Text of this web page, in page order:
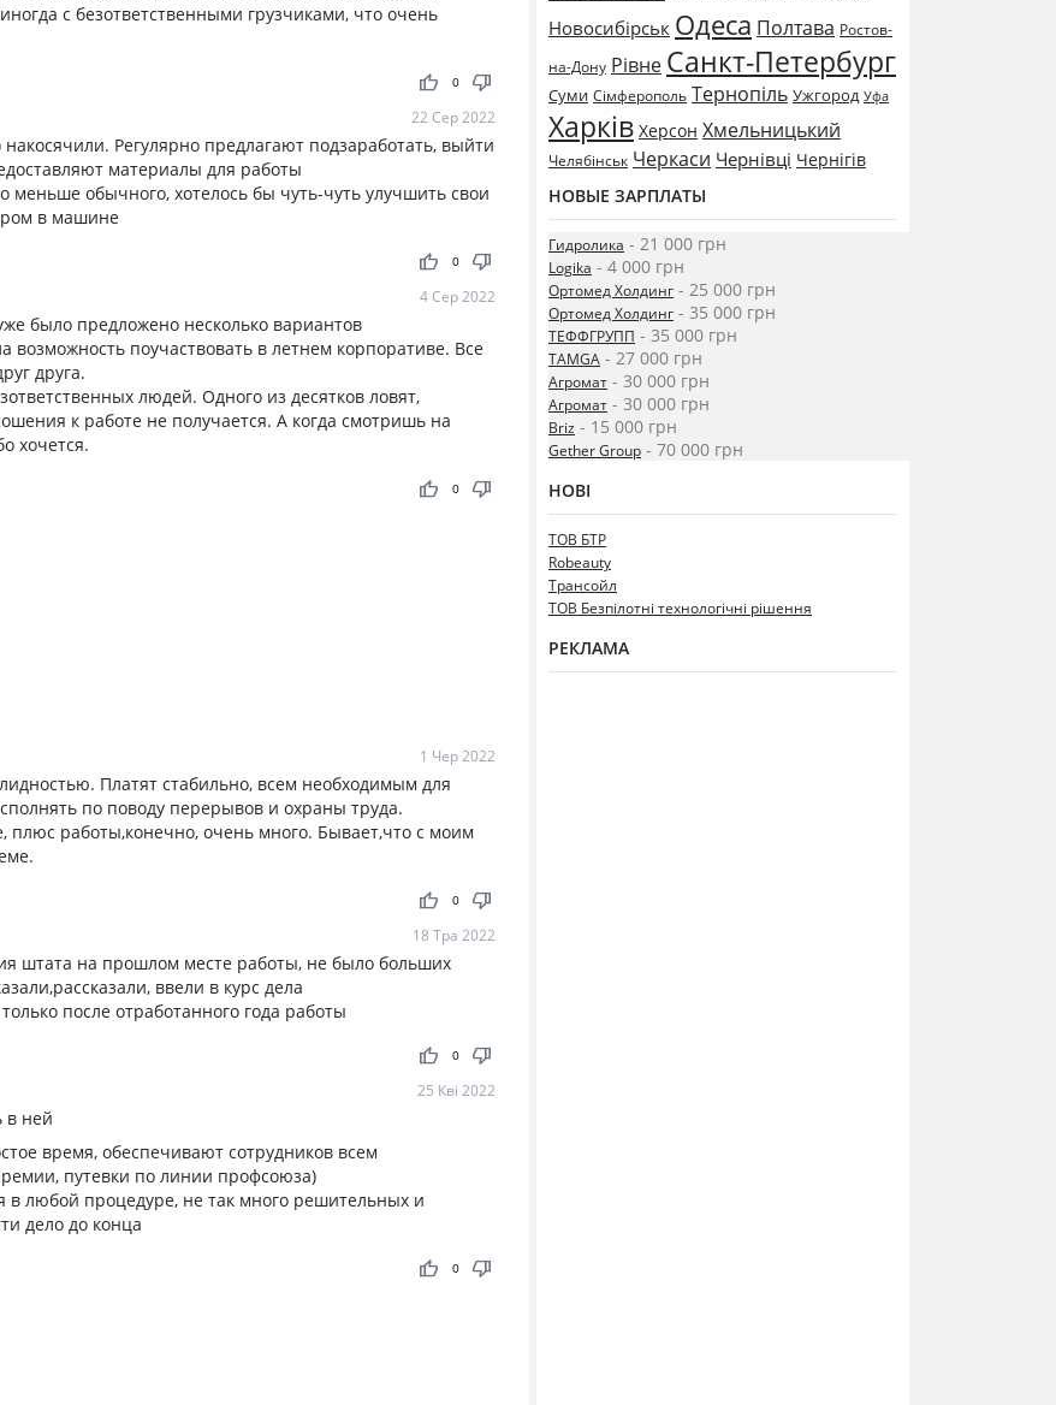
с безответственными грузчиками, что очень
thumb_up thumb_down
0
22 Сер 2022
Регулярно предлагают подзаработать, выйти
материалы для работы
обычного, хотелось бы чуть-чуть улучшить свои
в машине
thumb_up thumb_down
0
4 Сер 2022
было предложено несколько вариантов
возможность поучаствовать в летнем корпоративе. Все
друга.
людей. Одного из десятков ловят,
к работе не получается. А когда смотришь на
хочется.
thumb_up thumb_down
0
1 Чер 2022
Платят стабильно, всем необходимым для
по поводу перерывов и охраны труда.
работы,конечно, очень много. Бывает,что с моим
thumb_up thumb_down
0
18 Тра 2022
штата на прошлом месте работы, не было больших
ввели в курс дела
после отработанного года работы
thumb_up thumb_down
0
25 Кві 2022
в ней
время, обеспечивают сотрудников всем
путевки по линии профсоюза)
любой процедуре, не так много решительных и
дело до конца
thumb_up thumb_down
0
Новосибірськ Одеса Полтава Ростов-
на-Дону Рівне Санкт-Петербург
Суми Сімферополь Тернопіль Ужгород Уфа
Харків Херсон Хмельницький
Челябінськ Черкаси Чернівці Чернігів
НОВЫЕ ЗАРПЛАТЫ
Гидролика - 21 000 грн
Logika - 4 000 грн
Ортомед Холдинг - 25 000 грн
Ортомед Холдинг - 35 000 грн
ТЕФФГРУПП - 35 000 грн
TAMGA - 27 000 грн
Агромат - 30 000 грн
Агромат - 30 000 грн
Briz - 15 000 грн
Gether Group - 70 000 грн
НОВІ
ТОВ БТР
Robeauty
Трансойл
ТОВ Безпілотні технологічні рішення
РЕКЛАМА